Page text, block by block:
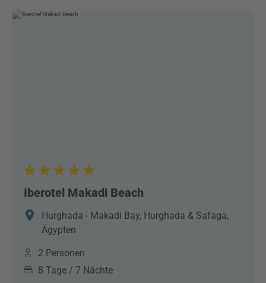
Iberotel Makadi Beach
Hurghada - Makadi Bay, Hurghada & Safaga,
Ägypten
2 Personen
8 Tage / 7 Nächte